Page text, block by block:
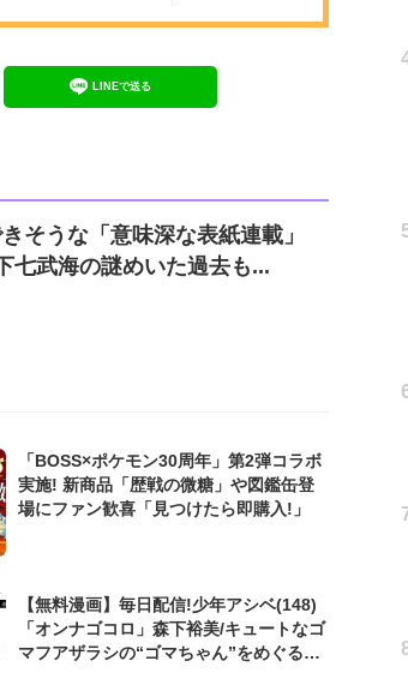
LINEで送る
そうな「意味深な表紙連載」
七武海の謎めいた過去も...
「BOSS×ポケモン30周年」第2弾コラボ
実施! 新商品「歴戦の微糖」や図鑑缶登
場にファン歓喜「見つけたら即購入!」
【無料漫画】毎日配信!少年アシベ(148)
「オンナゴコロ」森下裕美/キュートなゴ
マフアザラシの“ゴマちゃん”をめぐる名